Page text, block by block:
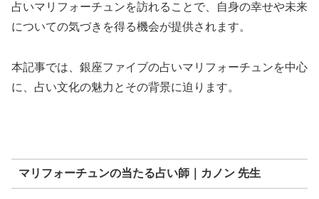
占いマリフォーチュンを訪れることで、自身の幸せや未来
についての気づきを得る機会が提供されます。
本記事では、銀座ファイブの占いマリフォーチュンを中心
に、占い文化の魅力とその背景に迫ります。
マリフォーチュンの当たる占い師｜カノン 先生